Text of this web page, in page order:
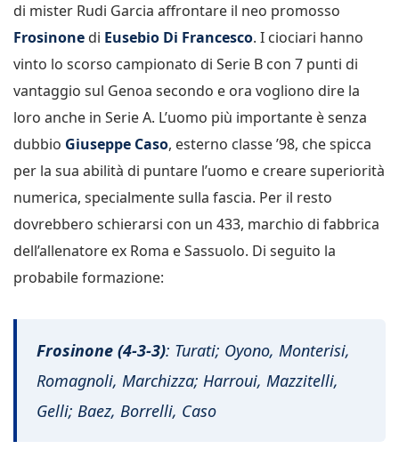
di mister Rudi Garcia affrontare il neo promosso
Frosinone di Eusebio Di Francesco. I ciociari hanno
vinto lo scorso campionato di Serie B con 7 punti di
vantaggio sul Genoa secondo e ora vogliono dire la
loro anche in Serie A. L’uomo più importante è senza
dubbio Giuseppe Caso, esterno classe ’98, che spicca
per la sua abilità di puntare l’uomo e creare superiorità
numerica, specialmente sulla fascia. Per il resto
dovrebbero schierarsi con un 433, marchio di fabbrica
dell’allenatore ex Roma e Sassuolo. Di seguito la
probabile formazione:
Frosinone (4-3-3): Turati; Oyono, Monterisi,
Romagnoli, Marchizza; Harroui, Mazzitelli,
Gelli; Baez, Borrelli, Caso